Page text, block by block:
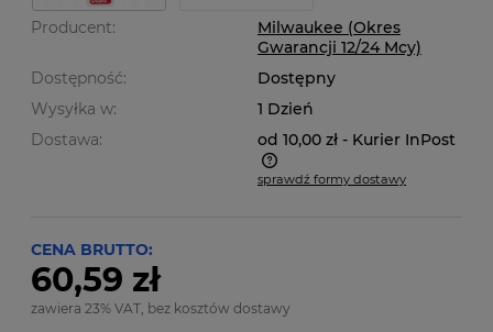
Producent:
Milwaukee (Okres
Gwarancji 12/24 Mcy)
Dostępność:
Dostępny
Wysyłka w:
1 Dzień
Dostawa:
od 10,00 zł - Kurier InPost
Cena nie zawiera ewentualnych kosztów płatności
sprawdź formy dostawy
CENA BRUTTO:
60,59 zł
zawiera 23% VAT, bez kosztów dostawy